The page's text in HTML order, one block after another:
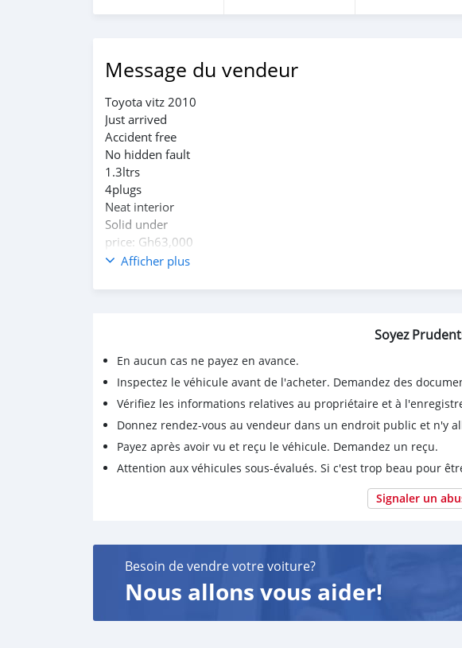
Message du vendeur
Toyota vitz 2010
Just arrived
Accident free
No hidden fault
1.3ltrs
4plugs
Neat interior
Solid under
price: Gh63,000
Slightly negotiable
📞 0246192508
Afficher plus
Soyez
En aucun cas ne payez en avance.
Inspectez le véhicule avant de l'acheter. Demandez des
Vérifiez les informations relatives au propriétaire et à
Donnez rendez-vous au vendeur dans un endroit public et n'y
Payez après avoir vu et reçu le véhicule. Demandez un reçu.
Attention aux véhicules sous-évalués. Si c'est trop beau pour
Signaler un
Besoin de vendre votre voiture?
Nous allons vous aider!